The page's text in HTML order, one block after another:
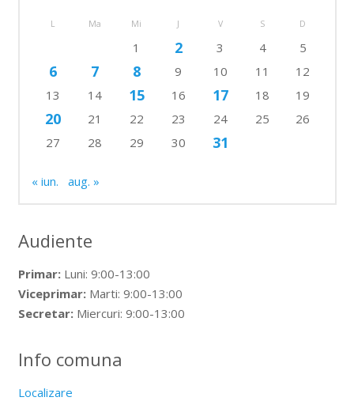
L Ma Mi J V S D
1 2 3 4 5
6 7 8 9 10 11
12
13
14 15 16 17 18 19
20 21 22 23 24 25
26
27
28 29 30 31
« iun. aug. »
Audiente
Primar:Luni: 9:00-13:00
Viceprimar:Marti: 9:00-13:00
Secretar:Miercuri: 9:00-13:00
Info comuna
Localizare